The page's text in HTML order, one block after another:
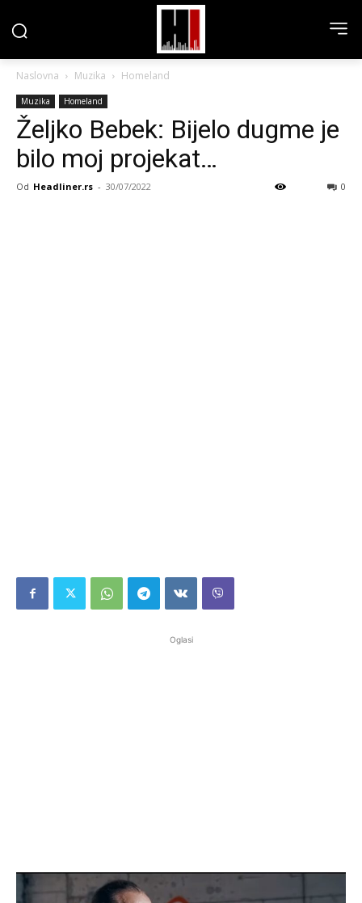
Naslovna Muzika Homeland
Muzika Homeland
Željko Bebek: Bijelo dugme je
bilo moj projekat…
Od Headliner.rs - 30/07/2022 0
Oglasi